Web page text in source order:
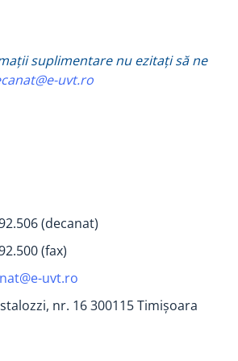
suplimentare nu ezitați să ne
uvt.ro
(decanat)
(fax)
uvt.ro
nr. 16 300115 Timișoara